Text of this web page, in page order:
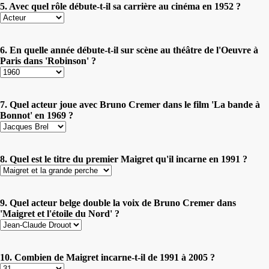
5. Avec quel rôle débute-t-il sa carrière au cinéma en 1952 ?
6. En quelle année débute-t-il sur scène au théâtre de l'Oeuvre à
Paris dans 'Robinson' ?
7. Quel acteur joue avec Bruno Cremer dans le film 'La bande à
Bonnot' en 1969 ?
8. Quel est le titre du premier Maigret qu'il incarne en 1991 ?
9. Quel acteur belge double la voix de Bruno Cremer dans
'Maigret et l'étoile du Nord' ?
10. Combien de Maigret incarne-t-il de 1991 à 2005 ?